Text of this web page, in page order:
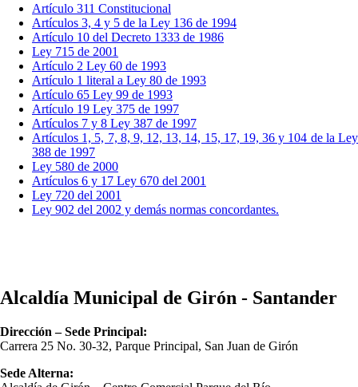
Artículo 311 Constitucional
Artículos 3, 4 y 5 de la Ley 136 de 1994​
Artículo 10 del Decreto 1333 de 1986
Ley 715 de 2001
Artículo 2 Ley 60 de 1993
Artículo 1 literal a Ley 80 de 1993
Artículo 65 Ley 99 de 1993
Artículo 19 Ley 375 de 1997
Artículos 7 y 8 Ley 387 de 1997
Artículos 1, 5, 7, 8, 9, 12, 13, 14, 15, 17, 19, 36 y 104 de la Ley
388 de 1997
Ley 580 de 2000​
Artículos 6 y 17 Ley 670 del 2001
Ley 720 del 2001
Ley 902 del 2002 y demás normas concordantes.​
Alcaldía Municipal de Girón - Santander
Dirección – Sede Principal:
Carrera 25 No. 30-32, Parque Principal, San Juan de Girón
Sede Alterna: